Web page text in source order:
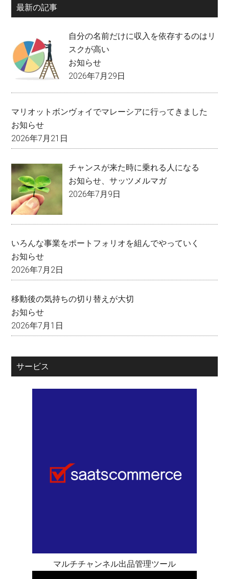
最新の記事
自分の名前だけに収入を依存するのはリ
スクが高い
お知らせ
2026年7月29日
マリオットボンヴォイでマレーシアに行ってきました
お知らせ
2026年7月21日
チャンスが来た時に乗れる人になる
お知らせ、サッツメルマガ
2026年7月9日
いろんな事業をポートフォリオを組んでやっていく
お知らせ
2026年7月2日
移動後の気持ちの切り替えが大切
お知らせ
2026年7月1日
サービス
マルチチャンネル出品管理ツール